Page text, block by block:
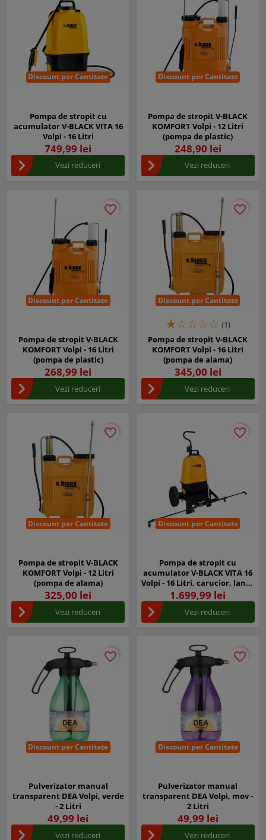
Discount per Cantitate
Pompa de stropit cu
acumulator V-BLACK VITA 16
Volpi - 16 Litri
749,99 lei
Vezi reduceri
Discount per Cantitate
Pompa de stropit V-BLACK
KOMFORT Volpi - 12 Litri
(pompa de plastic)
248,90 lei
Vezi reduceri
Discount per Cantitate
favorite_border
favorite_border
Pompa de stropit V-BLACK
KOMFORT Volpi - 16 Litri
(pompa de plastic)
268,99 lei
Vezi reduceri
Discount per Cantitate
favorite_border
favorite_border
(1)
Pompa de stropit V-BLACK
KOMFORT Volpi - 16 Litri
(pompa de alama)
345,00 lei
Vezi reduceri
Discount per Cantitate
favorite_border
favorite_border
Pompa de stropit V-BLACK
KOMFORT Volpi - 12 Litri
(pompa de alama)
325,00 lei
Vezi reduceri
Discount per Cantitate
favorite_border
favorite_border
Pompa de stropit cu
acumulator V-BLACK VITA 16
Volpi - 16 Litri, carucior, lance
erbicid
1.699,99 lei
Vezi reduceri
Discount per Cantitate
favorite_border
favorite_border
Pulverizator manual
transparent DEA Volpi, verde
- 2 Litri
49,99 lei
Vezi reduceri
Discount per Cantitate
favorite_border
favorite_border
Pulverizator manual
transparent DEA Volpi, mov -
2 Litri
49,99 lei
Vezi reduceri